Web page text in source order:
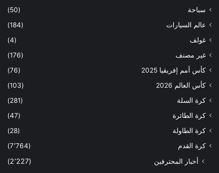
سباحة
(50)
عالم السيارات
(184)
غولف
(4)
غير مصنف
(176)
كأس أمم إفريقيا 2025
(76)
كأس العالم 2026
(103)
كرة السلة
(281)
كرة الطائرة
(47)
كرة الطاولة
(28)
كرة القدم
(7٬764)
أخبار المحترفين
(2٬227)